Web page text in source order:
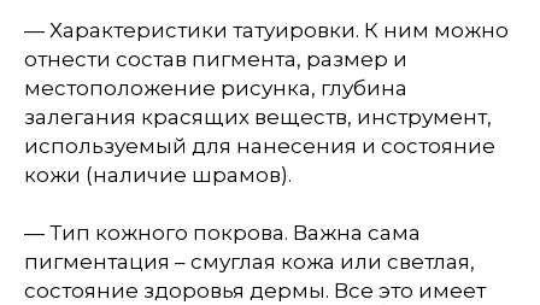
— Характеристики татуировки. К ним можно
отнести состав пигмента, размер и
местоположение рисунка, глубина
залегания красящих веществ, инструмент,
используемый для нанесения и состояние
кожи (наличие шрамов).
— Тип кожного покрова. Важна сама
пигментация – смуглая кожа или светлая,
состояние здоровья дермы. Все это имеет